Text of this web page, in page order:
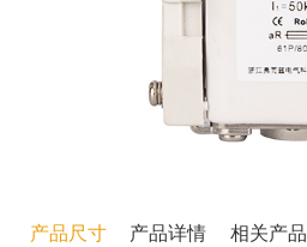
产品尺寸 产品详情 相关产品